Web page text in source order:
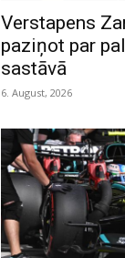
Verstapens
paziņot par
sastāvā
6. August, 2026